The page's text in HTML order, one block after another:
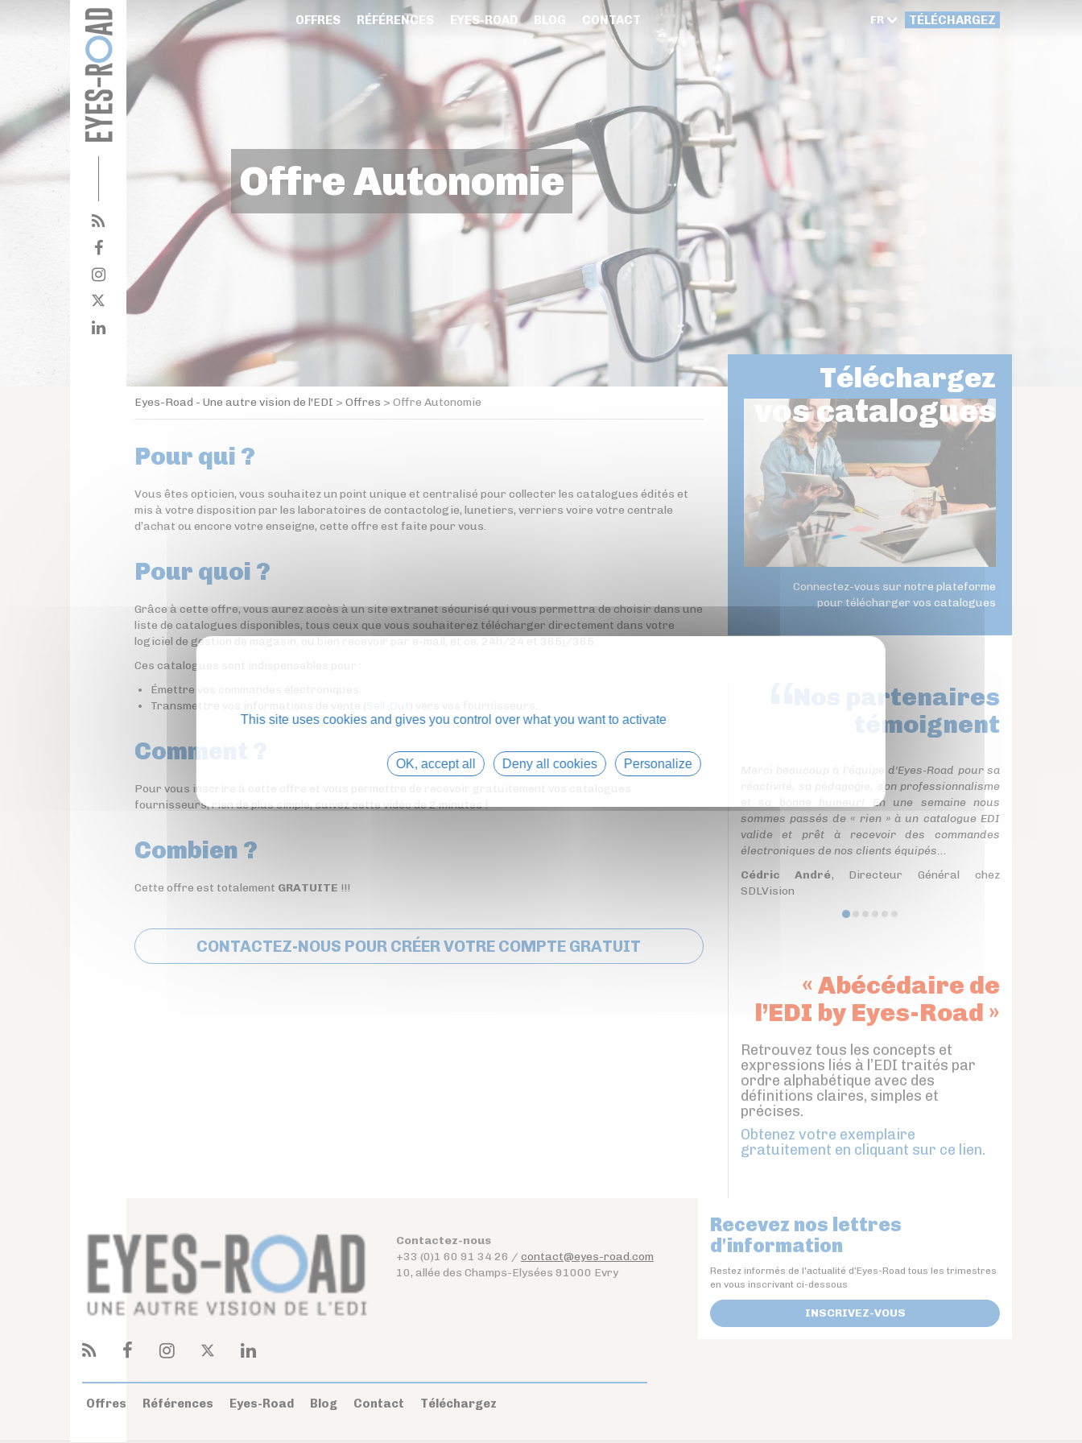
OFFRES RÉFÉRENCES EYES-ROAD BLOG CONTACT FR TÉLÉCHARGEZ
Offre Autonomie
Eyes-Road - Une autre vision de l'EDI > Offres > Offre Autonomie
Pour qui ?
Vous êtes opticien, vous souhaitez un point unique et centralisé pour collecter les catalogues édités et
mis à votre disposition par les laboratoires de contactologie, lunetiers, verriers voire votre centrale
d’achat ou encore votre enseigne, cette offre est faite pour vous.
Pour quoi ?
Grâce à cette offre, vous aurez accès à un site extranet sécurisé qui vous permettra de choisir dans une
liste de catalogues disponibles, tous ceux que vous souhaiterez télécharger directement dans votre
logiciel de gestion de magasin, ou bien recevoir par e-mail, et ce, 24h/24 et 365j/365.
Ces catalogues sont indispensables pour :
Émettre vos commandes électroniques.
Transmettre vos informations de vente (
Comment ?
Pour vous inscrire à cette offre et vous permettre de recevoir gratuitement vos catalogues
fournisseurs, rien de plus simple, suivez cette vidéo de 2 minutes !
Combien ?
Cette offre est totalement GRATUITE !!!
CONTACTEZ-NOUS POUR CRÉER VOTRE COMPTE GRATUIT
Téléchargez
vos catalogues
Connectez-vous sur notre plateforme
pour télécharger vos catalogues
Nos partenaires
témoignent
Merci beaucoup à l'équipe d'Eyes-Road pour sa
réactivité, sa pédagogie, son professionnalisme
et sa bonne humeur! En une semaine nous
sommes passés de « rien » à un catalogue EDI
valide et prêt à recevoir des commandes
électroniques de nos clients équipés...
Cédric André, Directeur Général chez
SDLVision
« Abécédaire de
l’EDI by Eyes-Road »
Retrouvez tous les concepts et
expressions liés à l’EDI traités par
ordre alphabétique avec des
définitions claires, simples et
précises.
Obtenez votre exemplaire
gratuitement en cliquant sur ce lien.
Contactez-nous
+33 (0)1 60 91 34 26 / contact@eyes-road.com
10, allée des Champs-Elysées 91000 Evry
Offres Références Eyes-Road Blog Contact Téléchargez
Recevez nos lettres
d'information
Restez informés de l'actualité d'Eyes-Road tous les trimestres
en vous inscrivant ci-dessous
INSCRIVEZ-VOUS
This site uses cookies and gives you control over what you want to activate
OK, accept all Deny all cookies Personalize